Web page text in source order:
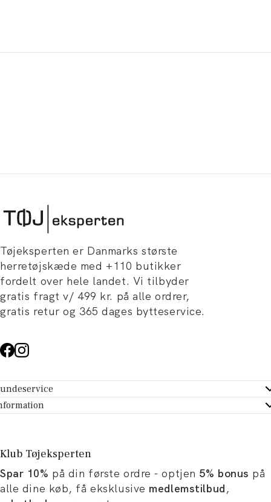
Tøjeksperten er Danmarks største
herretøjskæde med +110 butikker
fordelt over hele landet. Vi tilbyder
gratis fragt v/ 499 kr. på alle ordrer,
gratis retur og 365 dages bytteservice.
- Hjælpecenter
dit køb
Tøjeksperten
og artikler
og karriere
Klub Tøjeksperten
Spar 10% på din første ordre - optjen 5% bonus på
alle dine køb, få eksklusive medlemstilbud,